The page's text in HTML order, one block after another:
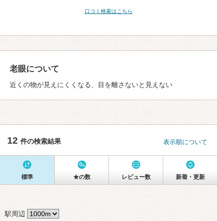
口コミ検索はこちら
老眼について
近くの物が見えにくくなる、目を離さないと見えない
12 件の検索結果 表示順について
標準 ★の数 レビュー数 新着・更新
駅周辺